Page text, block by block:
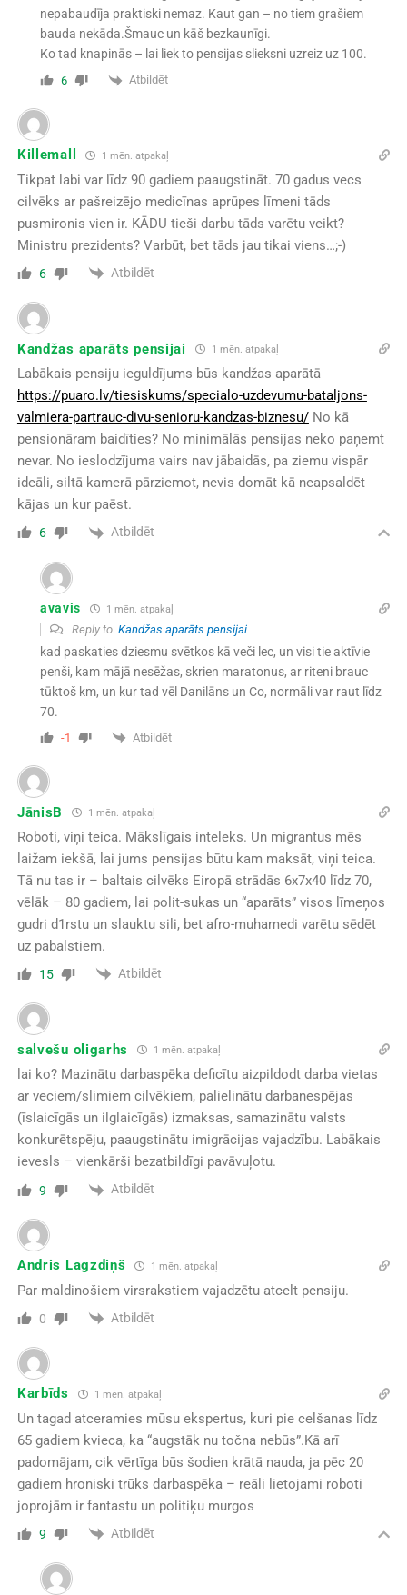
nepabaudīja praktiski nemaz. Kaut gan – no tiem grašiem
bauda nekāda.Šmauc un kāš bezkaunīgi.
Ko tad knapinās – lai liek to pensijas slieksni uzreiz uz 100.
6 Atbildēt
Killemall 1 mēn. atpakaļ
Tikpat labi var līdz 90 gadiem paaugstināt. 70 gadus vecs
cilvēks ar pašreizējo medicīnas aprūpes līmeni tāds
pusmironis vien ir. KĀDU tieši darbu tāds varētu veikt?
Ministru prezidents? Varbūt, bet tāds jau tikai viens…;-)
6 Atbildēt
Kandžas aparāts pensijai 1 mēn. atpakaļ
Labākais pensiju ieguldījums būs kandžas aparātā
https://puaro.lv/tiesiskums/specialo-uzdevumu-bataljons-
valmiera-partrauc-divu-senioru-kandzas-biznesu/No kā
pensionāram baidīties? No minimālās pensijas neko paņemt
nevar. No ieslodzījuma vairs nav jābaidās, pa ziemu vispār
ideāli, siltā kamerā pārziemot, nevis domāt kā neapsaldēt
kājas un kur paēst.
6 Atbildēt
avavis 1 mēn. atpakaļ
Reply to Kandžas aparāts pensijai
kad paskaties dziesmu svētkos kā veči lec, un visi tie aktīvie
penši, kam mājā nesēžas, skrien maratonus, ar riteni brauc
tūktoš km, un kur tad vēl Danilāns un Co, normāli var raut līdz
70.
-1 Atbildēt
JānisB 1 mēn. atpakaļ
Roboti, viņi teica. Mākslīgais inteleks. Un migrantus mēs
laižam iekšā, lai jums pensijas būtu kam maksāt, viņi teica.
Tā nu tas ir – baltais cilvēks Eiropā strādās 6x7x40 līdz 70,
vēlāk – 80 gadiem, lai polit-sukas un “aparāts” visos līmeņos
gudri d1rstu un slauktu sili, bet afro-muhamedi varētu sēdēt
uz pabalstiem.
15 Atbildēt
salvešu oligarhs 1 mēn. atpakaļ
lai ko? Mazinātu darbaspēka deficītu aizpildodt darba vietas
ar veciem/slimiem cilvēkiem, palielinātu darbanespējas
(īslaicīgās un ilglaicīgās) izmaksas, samazinātu valsts
konkurētspēju, paaugstinātu imigrācijas vajadzību. Labākais
ievesls – vienkārši bezatbildīgi pavāvuļotu.
9 Atbildēt
Andris Lagzdiņš 1 mēn. atpakaļ
Par maldinošiem virsrakstiem vajadzētu atcelt pensiju.
0 Atbildēt
Karbīds 1 mēn. atpakaļ
Un tagad atceramies mūsu ekspertus, kuri pie celšanas līdz
65 gadiem kvieca, ka “augstāk nu točna nebūs”.Kā arī
padomājam, cik vērtīga būs šodien krātā nauda, ja pēc 20
gadiem hroniski trūks darbaspēka – reāli lietojami roboti
joprojām ir fantastu un politiķu murgos
9 Atbildēt